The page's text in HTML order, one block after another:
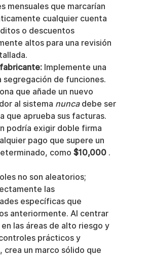
mensuales que marcarían
cualquier cuenta
o descuentos
altos para una revisión
Implemente una
segregación de funciones.
que añade un nuevo
al sistema nunca debe ser
que aprueba sus facturas.
podría exigir doble firma
pago que supere un
como $10,000 .
no son aleatorios;
las
específicas que
anteriormente. Al centrar
las áreas de alto riesgo y
prácticos y
crea un marco sólido que